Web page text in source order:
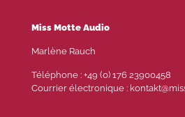
Miss Motte Audio
Marlène Rauch
Téléphone : +49 (0) 176 23900458
Courrier électronique :